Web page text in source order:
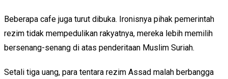
Beberapa cafe juga turut dibuka. Ironisnya pihak pemerintah
rezim tidak mempedulikan rakyatnya, mereka lebih memilih
bersenang-senang di atas penderitaan Muslim Suriah.
Setali tiga uang, para tentara rezim Assad malah berbangga